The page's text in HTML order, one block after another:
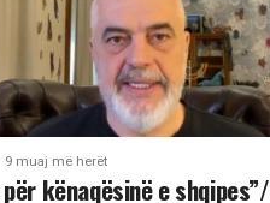
9 muaj më herët
kënaqësinë e shqipes”/